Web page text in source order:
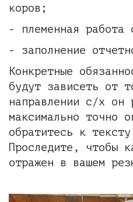
коров;
- племенная работа
- заполнение
Конкретные
будут зависеть от
направлении с/х он
максимально точно
обратитесь к
Проследите, чтобы
отражен в вашем